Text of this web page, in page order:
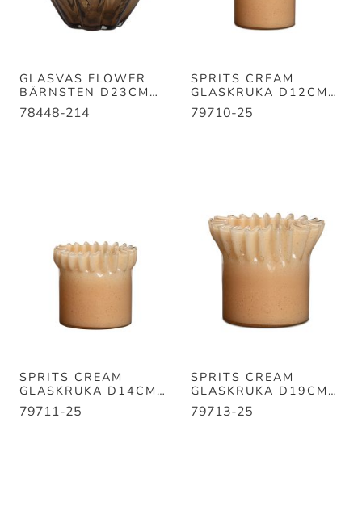
GLASVAS FLOWER
BÄRNSTEN D23CM
H27,5CM
78448-214
SPRITS CREAM
GLASKRUKA D12CM
H11CM
79710-25
SPRITS CREAM
GLASKRUKA D14CM
H13CM
79711-25
SPRITS CREAM
GLASKRUKA D19CM
H19CM
79713-25